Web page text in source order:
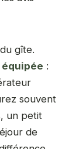
gîte.
:
souvent
un petit
de